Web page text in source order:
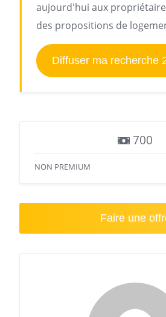
aujourd'hui aux
des propositions de
Diffuser ma recherche
700
NON PREMIUM
Faire une